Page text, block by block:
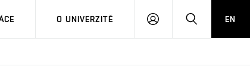
O UNIVERZITĚ
PŘIHLÁSIT HLEDATEN